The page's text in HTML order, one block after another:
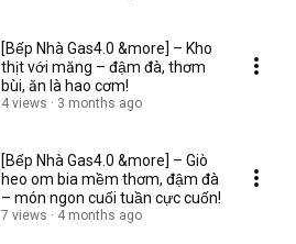
[Bếp Nhà Gas4.0 &more] – Kho
thịt với măng – đậm đà, thơm
bùi, ăn là hao cơm!
4 views 3 months ago
[Bếp Nhà Gas4.0 &more] – Giò
heo om bia mềm thơm, đậm đà
– món ngon cuối tuần cực cuốn!
7 views 4 months ago